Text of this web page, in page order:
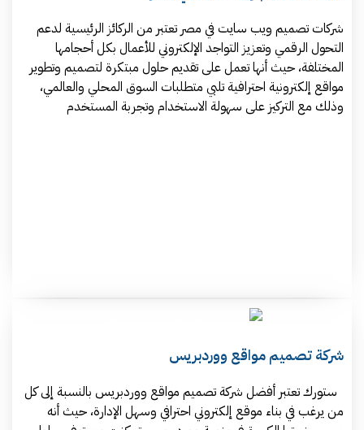
شركات تصميم ويب سايت في مصر تعتبر من الركائز الرئيسية لدعم
التحول الرقمي وتعزيز التواجد الإلكتروني للأعمال بكل أحجامها
المختلفة، حيث أنها تعمل على تقديم حلول مبتكرة لتصميم وتطوير
مواقع إلكترونية احترافية تلبي متطلبات السوق المحلي والعالمي،
وذلك مع التركيز على سهولة الاستخدام وتجربة المستخدم
شركة تصميم مواقع ووردبريس
ستورك تعتبر أفضل شركة تصميم مواقع ووردبريس بالنسبة إلى كل
من يرغب في بناء موقع إلكتروني احترافي وسهل الإدارة، حيث أنه